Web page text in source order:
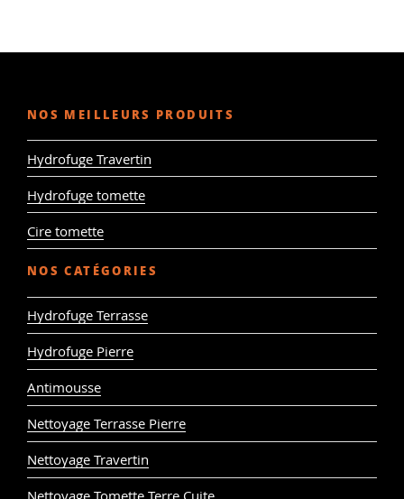
NOS MEILLEURS PRODUITS
Hydrofuge Travertin
Hydrofuge tomette
Cire tomette
NOS CATÉGORIES
Hydrofuge Terrasse
Hydrofuge Pierre
Antimousse
Nettoyage Terrasse Pierre
Nettoyage Travertin